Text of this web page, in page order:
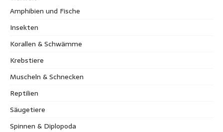
Amphibien und Fische
Insekten
Korallen & Schwämme
Krebstiere
Muscheln & Schnecken
Reptilien
Säugetiere
Spinnen & Diplopoda